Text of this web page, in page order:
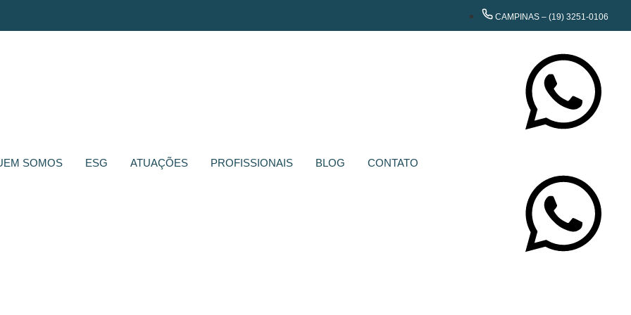
CAMPINAS – (19) 3251-0106
SOMOS ESG ATUAÇÕES PROFISSIONAIS BLOG CONTATO